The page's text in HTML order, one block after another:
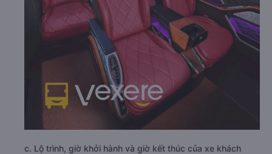
c. Lộ trình, giờ khởi hành và giờ kết thúc của xe khách